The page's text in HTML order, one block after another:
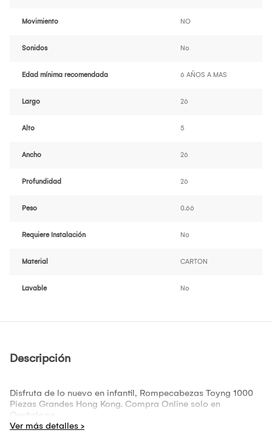
Movimiento NO
Sonidos No
Edad mínima recomendada 6 AÑOS A MAS
Largo 26
Alto 5
Ancho 26
Profundidad 26
Peso 0.66
Requiere Instalación No
Material CARTON
Lavable No
Descripción
Disfruta de lo nuevo en infantil, Rompecabezas Toyng 1000
Piezas Grandes Hong Kong. Compra Online solo en
Oechsle.pe